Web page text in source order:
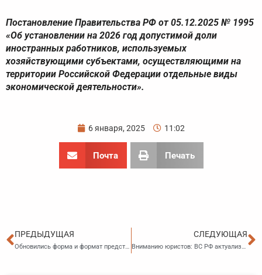
Постановление Правительства РФ от 05.12.2025 № 1995
«Об установлении на 2026 год допустимой доли
иностранных работников, используемых
хозяйствующими субъектами, осуществляющими на
территории Российской Федерации отдельные виды
экономической деятельности».
6 января, 2025 11:02
Почта Печать
Пред
ПРЕДЫДУЩАЯ
Обновились форма и формат представления сведений об адвокатах
СЛЕДУЮЩАЯ
Вниманию юристов: ВС РФ актуализировал разъяснения по вопросам подготовки административного дела к судебному разбирательству в суде первой инстанции